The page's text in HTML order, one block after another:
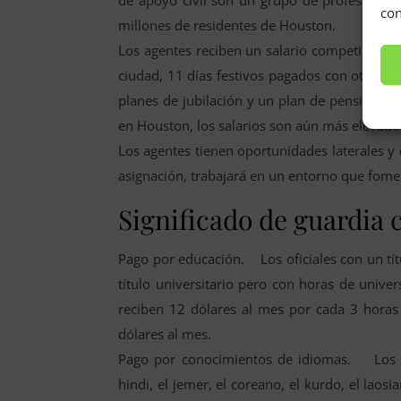
millones de residentes de Houston.
Los agentes reciben un salario competitivo
ciudad, 11 días festivos pagados con otros
planes de jubilación y un plan de pensiones
en Houston, los salarios son aún más
Los agentes tienen oportunidades laterales
asignación, trabajará en un entorno que
Significado de guardia
Pago por educación. Los oficiales con un
título universitario pero con horas de
reciben 12 dólares al mes por cada 3
dólares al mes.
Pago por conocimientos de idiomas. Los
hindi, el jemer, el coreano, el kurdo, el